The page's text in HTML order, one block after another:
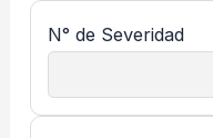
N° de Severidad